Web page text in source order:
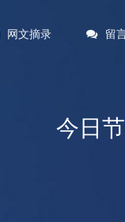
网文摘录 留
今日